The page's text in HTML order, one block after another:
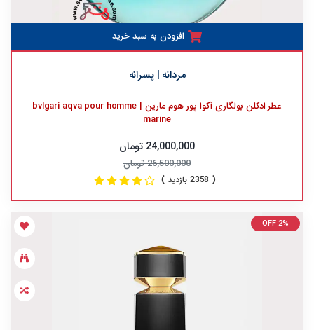
افزودن به سبد خرید
مردانه | پسرانه
عطر ادکلن بولگاری آکوا پور هوم مارین | bvlgari aqva pour homme
marine
24,000,000 تومان
26,500,000 تومان
( 2358 بازدید )
OFF 2%